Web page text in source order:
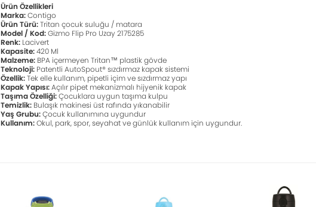
Ürün Özellikleri
Marka:Contigo
Ürün Türü:Tritan çocuk suluğu / matara
Model / Kod:Gizmo Flip Pro Uzay 2175285
Renk:Lacivert
Kapasite:420 Ml
Malzeme:BPA içermeyen Tritan™ plastik gövde
Teknoloji:Patentli AutoSpout® sızdırmaz kapak sistemi
Özellik:Tek elle kullanım, pipetli içim ve sızdırmaz yapı
Kapak Yapısı:Açılır pipet mekanizmalı hijyenik kapak
Taşıma Özelliği:Çocuklara uygun taşıma kulpu
Temizlik:Bulaşık makinesi üst rafında yıkanabilir
Yaş Grubu:Çocuk kullanımına uygundur
Kullanım:Okul, park, spor, seyahat ve günlük kullanım için uygundur.